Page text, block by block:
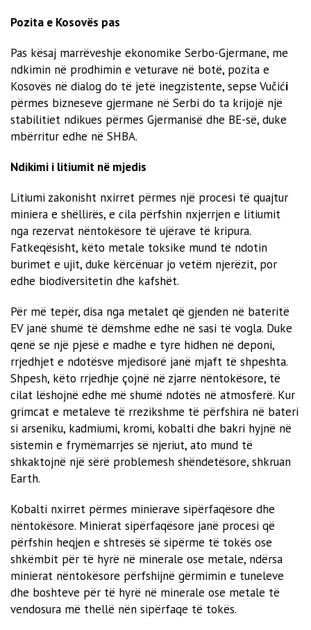
Pozita e Kosovës pas
Pas kësaj marrëveshje ekonomike Serbo-Gjermane, me
ndkimin në prodhimin e veturave në botë, pozita e
Kosovës në dialog do të jetë inegzistente, sepse Vučići
përmes bizneseve gjermane në Serbi do ta krijojë një
stabilitiet ndikues përmes Gjermanisë dhe BE-së, duke
mbërritur edhe në SHBA.
Ndikimi i litiumit në mjedis
Litiumi zakonisht nxirret përmes një procesi të quajtur
miniera e shëllirës, ​​e cila përfshin nxjerrjen e litiumit
nga rezervat nëntokësore të ujërave të kripura.
Fatkeqësisht, këto metale toksike mund të ndotin
burimet e ujit, duke kërcënuar jo vetëm njerëzit, por
edhe biodiversitetin dhe kafshët.
Për më tepër, disa nga metalet që gjenden në bateritë
EV janë shumë të dëmshme edhe në sasi të vogla. Duke
qenë se një pjesë e madhe e tyre hidhen në deponi,
rrjedhjet e ndotësve mjedisorë janë mjaft të shpeshta.
Shpesh, këto rrjedhje çojnë në zjarre nëntokësore, të
cilat lëshojnë edhe më shumë ndotës në atmosferë. Kur
grimcat e metaleve të rrezikshme të përfshira në bateri
si arseniku, kadmiumi, kromi, kobalti dhe bakri hyjnë në
sistemin e frymëmarrjes së njeriut, ato mund të
shkaktojnë një sërë problemesh shëndetësore, shkruan
Earth.
Kobalti nxirret përmes minierave sipërfaqësore dhe
nëntokësore. Minierat sipërfaqësore janë procesi që
përfshin heqjen e shtresës së sipërme të tokës ose
shkëmbit për të hyrë në minerale ose metale, ndërsa
minierat nëntokësore përfshijnë gërmimin e tuneleve
dhe boshteve për të hyrë në minerale ose metale të
vendosura më thellë nën sipërfaqe të tokës.